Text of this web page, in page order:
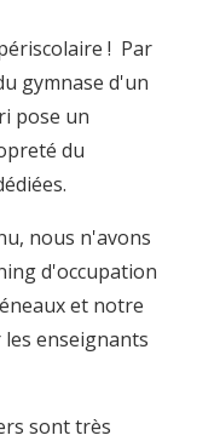
! Par
gymnase d'un
pose un
du
nous n'avons
d'occupation
et notre
enseignants
sont très